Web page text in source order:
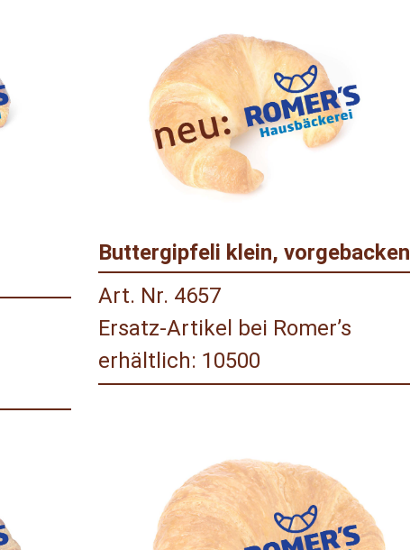
Buttergipfeli klein, vorgebacken
Art. Nr. 4657
Ersatz-Artikel bei Romer’s
erhältlich: 10500